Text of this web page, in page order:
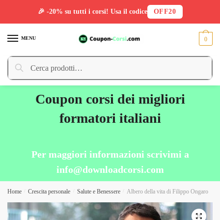
MENU
Cerca:
Cerca
0
Coupon corsi dei migliori
formatori italiani
Per maggiori informazioni scrivimi a
info@downloadcorsi.com
Home Crescita personale Salute e Benessere Albero della vita di Filippo Ongaro
🔍
🎉 -20% su tutti i corsi! Usa il codice OFF20